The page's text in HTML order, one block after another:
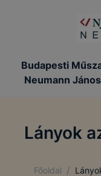
Budapesti
Neumann
Lányok
Főoldal /